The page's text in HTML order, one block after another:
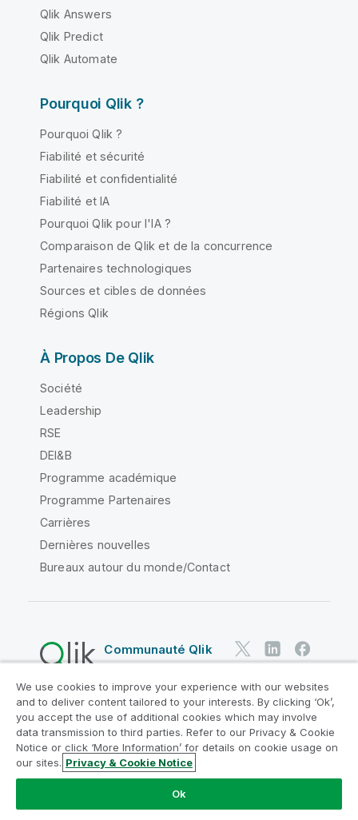
Qlik Answers
Qlik Predict
Qlik Automate
Pourquoi Qlik ?
Pourquoi Qlik ?
Fiabilité et sécurité
Fiabilité et confidentialité
Fiabilité et IA
Pourquoi Qlik pour l'IA ?
Comparaison de Qlik et de la concurrence
Partenaires technologiques
Sources et cibles de données
Régions Qlik
À Propos De Qlik
Société
Leadership
RSE
DEI&B
Programme académique
Programme Partenaires
Carrières
Dernières nouvelles
Bureaux autour du monde/Contact
Communauté Qlik
Contrats juridiques
Conditions d'utilisation des produits
Legal Policies
Conditions légales
Conditions d'utilisation
Marques
Do Not Share My Info
Copyright © 1993-2026 QlikTech International AB. Tous
We use cookies to improve your experience with our websites
and to deliver content tailored to your interests. By clicking ‘Ok’,
you accept the use of additional cookies which may involve
data transmission to third parties. Refer to our Privacy & Cookie
Notice or click ‘More Information’ for details on cookie usage on
our sites. Privacy & Cookie Notice
Ok